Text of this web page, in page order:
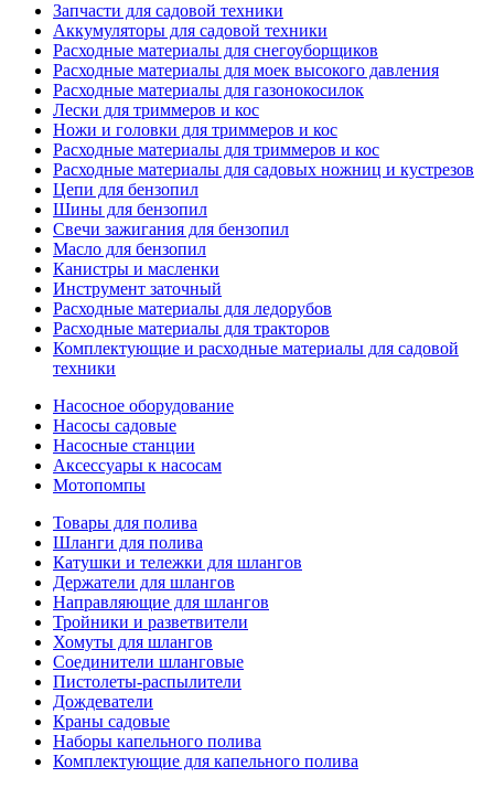
Запчасти для садовой техники
Аккумуляторы для садовой техники
Расходные материалы для снегоуборщиков
Расходные материалы для моек высокого давления
Расходные материалы для газонокосилок
Лески для триммеров и кос
Ножи и головки для триммеров и кос
Расходные материалы для триммеров и кос
Расходные материалы для садовых ножниц и кустрезов
Цепи для бензопил
Шины для бензопил
Свечи зажигания для бензопил
Масло для бензопил
Канистры и масленки
Инструмент заточный
Расходные материалы для ледорубов
Расходные материалы для тракторов
Комплектующие и расходные материалы для садовой
техники
Насосное оборудование
Насосы садовые
Насосные станции
Аксессуары к насосам
Мотопомпы
Товары для полива
Шланги для полива
Катушки и тележки для шлангов
Держатели для шлангов
Направляющие для шлангов
Тройники и разветвители
Хомуты для шлангов
Соединители шланговые
Пистолеты-распылители
Дождеватели
Краны садовые
Наборы капельного полива
Комплектующие для капельного полива